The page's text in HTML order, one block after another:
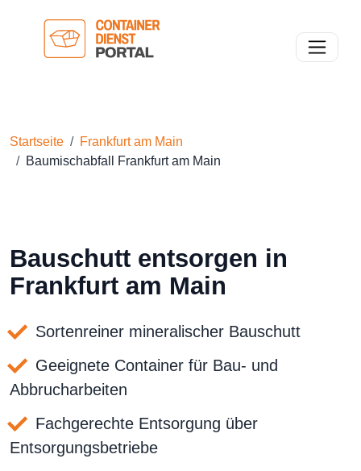
Toggle
Startseite
Frankfurt am Main
Baumischabfall Frankfurt am Main
Bauschutt entsorgen in
Frankfurt am Main
Sortenreiner mineralischer Bauschutt
Geeignete Container für Bau- und
Abbrucharbeiten
Fachgerechte Entsorgung über
Entsorgungsbetriebe